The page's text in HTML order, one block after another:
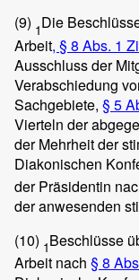
(9) 1Die
Arbeit, § 8 Abs. 1
Ausschluss der
Verabschiedung
Sachgebiete, § 5
Vierteln der
der Mehrheit der
Diakonischen
der Präsidentin
der anwesenden
(10) 1Beschlüsse
Arbeit nach § 8